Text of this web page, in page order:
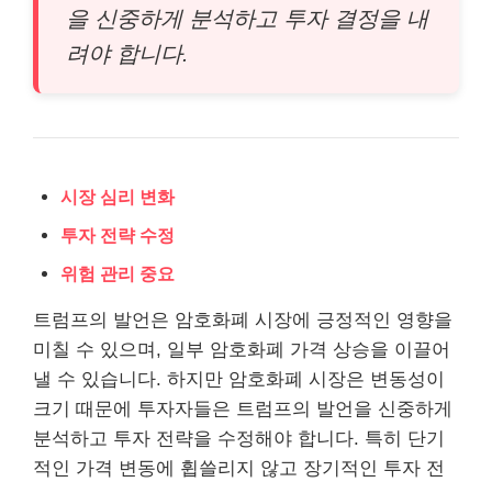
을 신중하게 분석하고 투자 결정을 내
려야 합니다.
시장 심리 변화
투자 전략 수정
위험 관리 중요
트럼프의 발언은 암호화폐 시장에 긍정적인 영향을
미칠 수 있으며, 일부 암호화폐 가격 상승을 이끌어
낼 수 있습니다. 하지만 암호화폐 시장은 변동성이
크기 때문에 투자자들은 트럼프의 발언을 신중하게
분석하고 투자 전략을 수정해야 합니다. 특히 단기
적인 가격 변동에 휩쓸리지 않고 장기적인 투자 전